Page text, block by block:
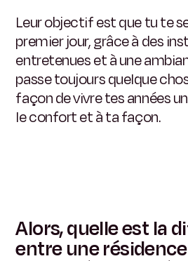
Leur objectif est que tu te
premier jour, grâce à des
entretenues et à une
passe toujours quelque
façon de vivre tes années
le confort et à ta façon.
Alors, quelle est la
entre une